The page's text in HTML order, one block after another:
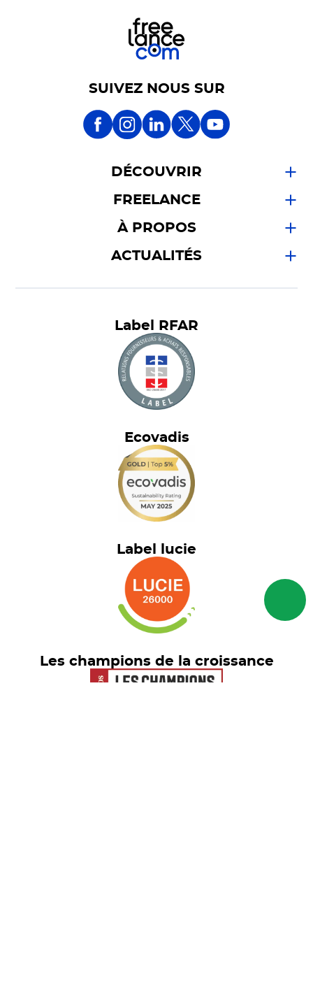
SUIVEZ NOUS SUR
DÉCOUVRIR
FREELANCE
À PROPOS
ACTUALITÉS
Label RFAR
Ecovadis
Label lucie
Les champions de la croissance